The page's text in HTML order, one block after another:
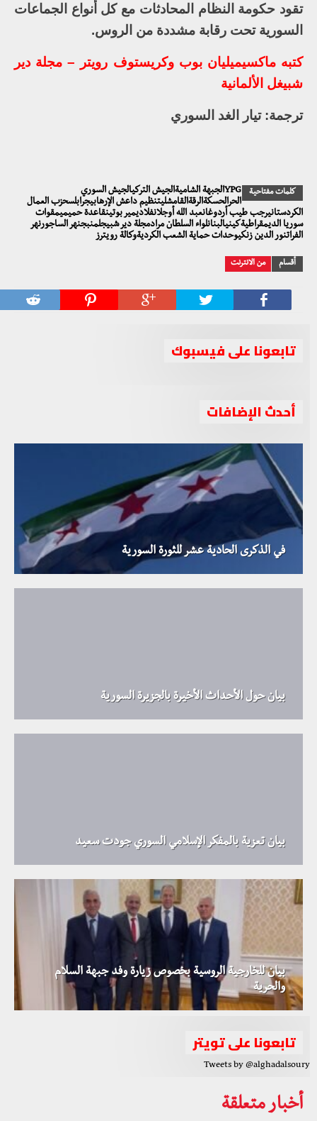
تقود حكومة النظام المحادثات مع كل أنواع الجماعات
السورية تحت رقابة مشددة من الروس.
كتبه ماكسيميليان بوب وكريستوف رويتر – مجلة دير
شبيغل الألمانية
ترجمة: تيار الغد السوري
كلمات مفتاحية
YPGالجبهة الشاميةالجيش التركيالجيش السوري
الحرالحسكةالرقةالقامشليتنظيم داعش الإرهابيجرابلسحزب العمال
الكردستانيرجب طيب أردوغانعبد الله أوجلانفلاديمير بوتينقاعدة حميميمقوات
سوريا الديمقراطيةكينيالبنانلواء السلطان مرادمجلة دير شبيجلمنبجنهر الساجورنهر
الفراتنور الدين زنكيوحدات حماية الشعب الكرديةوكالة رويترز
أقسام من الانترنت
تابعونا على فيسبوك
أحدث الإضافات
في الذكرى الحادية عشر للثورة السورية
بيان حول الأحداث الأخيرة بالجزيرة السورية
بيان تعزية بالمفكر الإسلامي السوري جودت سعيد
بيان للخارجية الروسية بخصوص زيارة وفد جبهة السلام
والحرية
تابعونا على تويتر
Tweets by @alghadalsoury
أخبار متعلقة